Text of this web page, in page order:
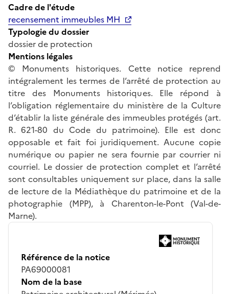
Cadre de l'étude
recensement immeubles MH
Typologie du dossier
dossier de protection
Mentions légales
© Monuments historiques. Cette notice reprend
intégralement les termes de l’arrêté de protection au
titre des Monuments historiques. Elle répond à
l’obligation réglementaire du ministère de la Culture
d’établir la liste générale des immeubles protégés (art.
R. 621-80 du Code du patrimoine). Elle est donc
opposable et fait foi juridiquement. Aucune copie
numérique ou papier ne sera fournie par courrier ni
courriel. Le dossier de protection complet et l’arrêté
sont consultables uniquement sur place, dans la salle
de lecture de la Médiathèque du patrimoine et de la
photographie (MPP), à Charenton-le-Pont (Val-de-
Marne).
Référence de la notice
PA69000081
Nom de la base